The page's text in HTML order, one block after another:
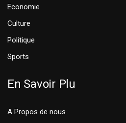
Economie
Culture
Politique
Sports
En Savoir Plu
A Propos de nous